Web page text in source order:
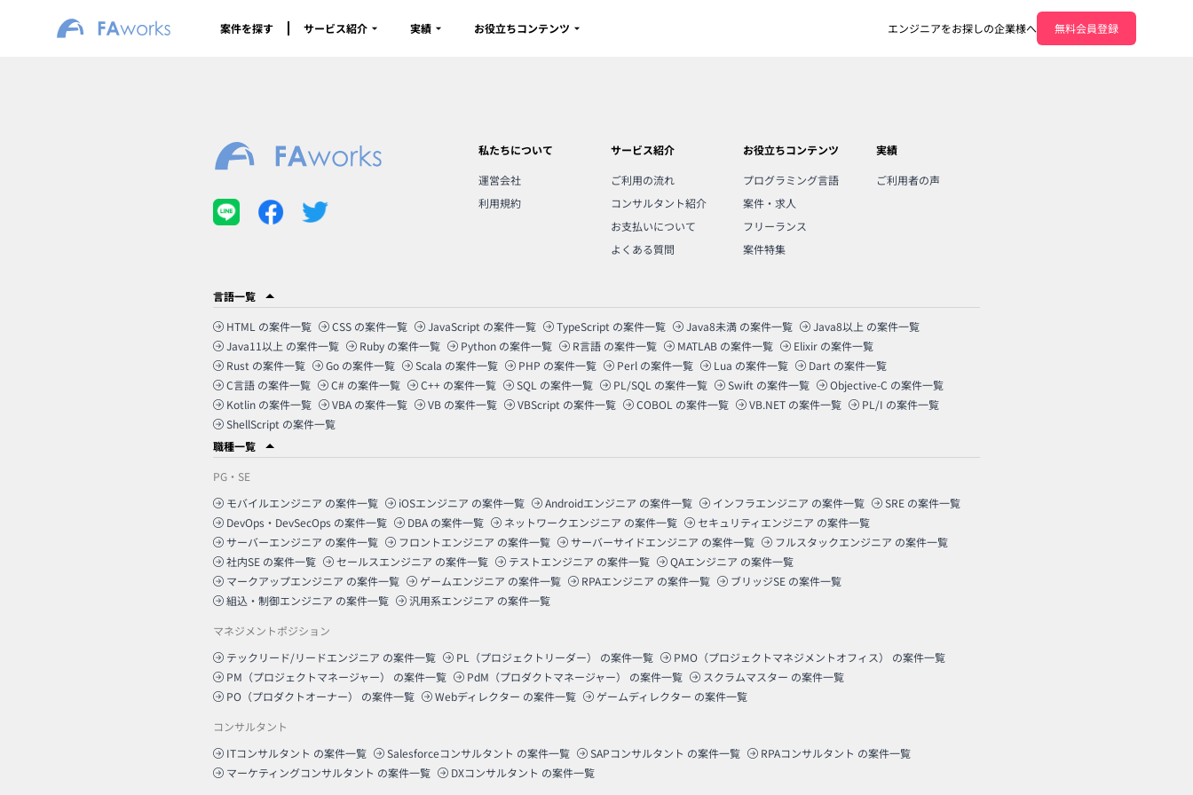
案件を探す サービス紹介 実績 お役立ちコンテンツ エンジニアをお探しの企業様へ 無料会員登録
私たちについて
運営会社
利用規約
サービス紹介
ご利用の流れ
コンサルタント紹介
お支払いについて
よくある質問
お役立ちコンテンツ
プログラミング言語
案件・求人
フリーランス
案件特集
実績
ご利用者の声
言語一覧
HTML の案件一覧 CSS の案件一覧 JavaScript の案件一覧 TypeScript の案件一覧 Java8未満 の案件一覧 Java8以上 の案件一覧
Java11以上 の案件一覧 Ruby の案件一覧 Python の案件一覧 R言語 の案件一覧 MATLAB の案件一覧 Elixir の案件一覧
Rust の案件一覧 Go の案件一覧 Scala の案件一覧 PHP の案件一覧 Perl の案件一覧 Lua の案件一覧 Dart の案件一覧
C言語 の案件一覧 C# の案件一覧 C++ の案件一覧 SQL の案件一覧 PL/SQL の案件一覧 Swift の案件一覧 Objective-C の案件一覧
Kotlin の案件一覧 VBA の案件一覧 VB の案件一覧 VBScript の案件一覧 COBOL の案件一覧 VB.NET の案件一覧 PL/I の案件一覧
ShellScript の案件一覧
職種一覧
PG・SE
モバイルエンジニア の案件一覧 iOSエンジニア の案件一覧 Androidエンジニア の案件一覧 インフラエンジニア の案件一覧 SRE の案件一覧
DevOps・DevSecOps の案件一覧 DBA の案件一覧 ネットワークエンジニア の案件一覧 セキュリティエンジニア の案件一覧
サーバーエンジニア の案件一覧 フロントエンジニア の案件一覧 サーバーサイドエンジニア の案件一覧 フルスタックエンジニア の案件一覧
社内SE の案件一覧 セールスエンジニア の案件一覧 テストエンジニア の案件一覧 QAエンジニア の案件一覧
マークアップエンジニア の案件一覧 ゲームエンジニア の案件一覧 RPAエンジニア の案件一覧 ブリッジSE の案件一覧
組込・制御エンジニア の案件一覧 汎用系エンジニア の案件一覧
マネジメントポジション
テックリード/リードエンジニア の案件一覧 PL（プロジェクトリーダー） の案件一覧 PMO（プロジェクトマネジメントオフィス）
の案件一覧
PM（プロジェクトマネージャー）
の案件一覧 PdM（プロダクトマネージャー） の案件一覧 スクラムマスター の案件一覧
PO（プロダクトオーナー）
の案件一覧 Webディレクター の案件一覧 ゲームディレクター の案件一覧
コンサルタント
ITコンサルタント の案件一覧 Salesforceコンサルタント の案件一覧 SAPコンサルタント の案件一覧 RPAコンサルタント の案件一覧
マーケティングコンサルタント の案件一覧 DXコンサルタント の案件一覧